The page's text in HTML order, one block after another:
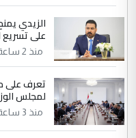
التعليق : تحياتي لك
دقيق ومسؤول؛
الموضوع :
بين
الرافدين تعاني
الزيدي
على تسريع
منذ 2 ساعة
تعرف على
لمجلس
منذ 3 ساعة